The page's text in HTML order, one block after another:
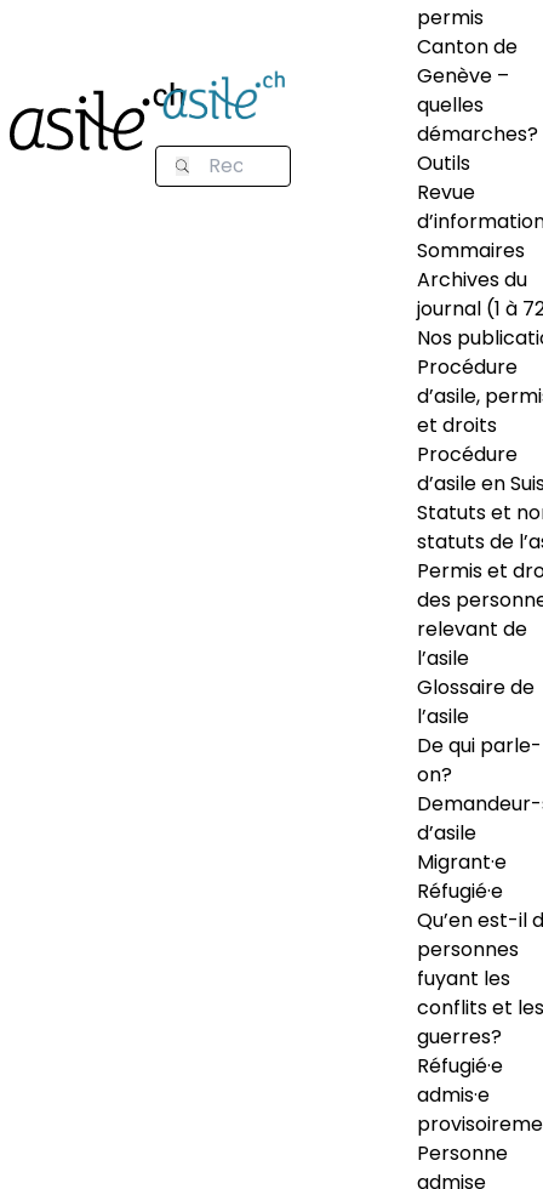
permis
Canton de
Genève –
quelles
démarches?
Outils
Revue
Sommaires
Archives du
journal (1 à
Nos
Procédure
d’asile,
et droits
Procédure
d’asile en
Statuts et
statuts de
Permis et
des
relevant de
l’asile
Glossaire de
l’asile
De qui
on?
d’asile
Migrant·e
Réfugié·e
Qu’en est-il
personnes
fuyant les
conflits et les
guerres?
Réfugié·e
admis·e
Personne
admise